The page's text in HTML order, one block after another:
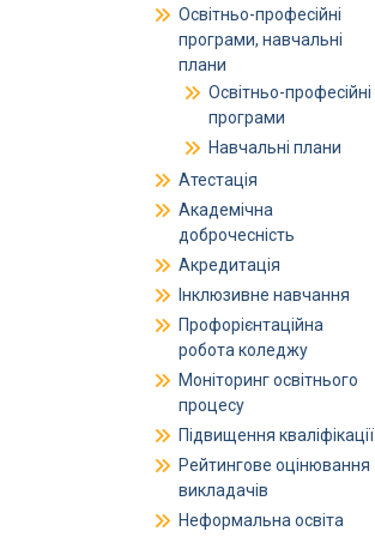
Освітньо-професійні
програми, навчальні
плани
Освітньо-професійні
програми
Навчальні плани
Атестація
Академічна
доброчесність
Акредитація
Інклюзивне навчання
Профорієнтаційна
робота коледжу
Моніторинг освітнього
процесу
Підвищення кваліфікації
Рейтингове оцінювання
викладачів
Неформальна освіта